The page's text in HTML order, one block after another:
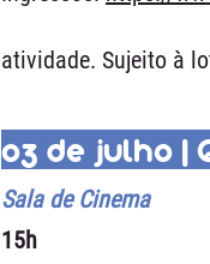
atividade. Sujeito à
03 de julho |
Sala de Cinema
15h